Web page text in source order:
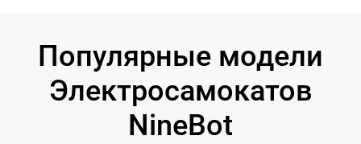
Популярные модели
Электросамокатов
NineBot